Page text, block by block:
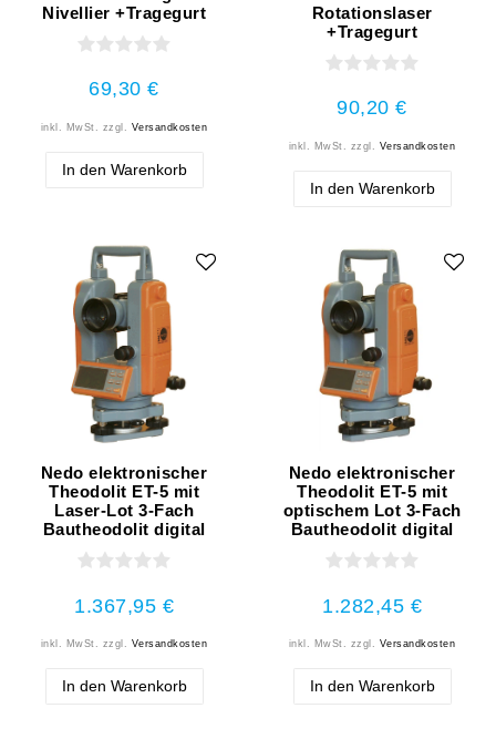
Nivellier +Tragegurt
69,30 €
inkl. MwSt. zzgl. Versandkosten
In den Warenkorb
Rotationslaser
+Tragegurt
90,20 €
inkl. MwSt. zzgl. Versandkosten
In den Warenkorb
Nedo elektronischer
Theodolit ET-5 mit
Laser-Lot 3-Fach
Bautheodolit digital
1.367,95 €
inkl. MwSt. zzgl. Versandkosten
In den Warenkorb
Nedo elektronischer
Theodolit ET-5 mit
optischem Lot 3-Fach
Bautheodolit digital
1.282,45 €
inkl. MwSt. zzgl. Versandkosten
In den Warenkorb